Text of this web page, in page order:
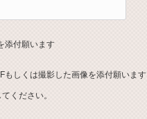
添付願います
もしくは撮影した画像を添付願います
ください。